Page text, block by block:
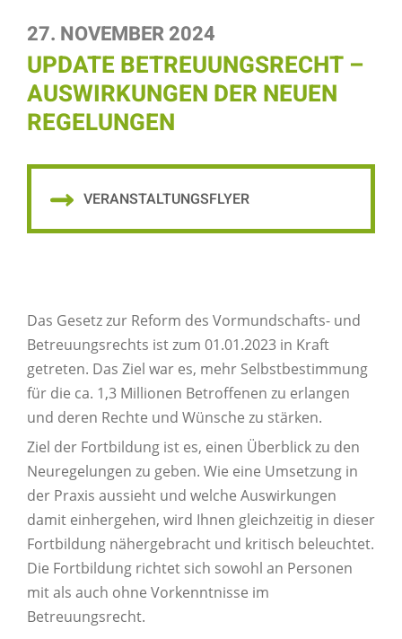
27. NOVEMBER 2024
UPDATE BETREUUNGSRECHT –
AUSWIRKUNGEN DER NEUEN
REGELUNGEN
VERANSTALTUNGSFLYER
Das Gesetz zur Reform des Vormundschafts- und
Betreuungsrechts ist zum 01.01.2023 in Kraft
getreten. Das Ziel war es, mehr Selbstbestimmung
für die ca. 1,3 Millionen Betroffenen zu erlangen
und deren Rechte und Wünsche zu stärken.
Ziel der Fortbildung ist es, einen Überblick zu den
Neuregelungen zu geben. Wie eine Umsetzung in
der Praxis aussieht und welche Auswirkungen
damit einhergehen, wird Ihnen gleichzeitig in dieser
Fortbildung nähergebracht und kritisch beleuchtet.
Die Fortbildung richtet sich sowohl an Personen
mit als auch ohne Vorkenntnisse im
Betreuungsrecht.